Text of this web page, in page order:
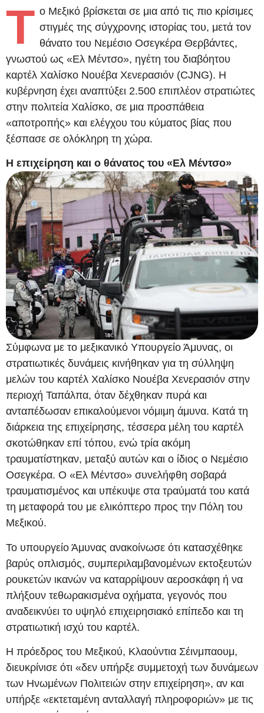
Τ ο Μεξικό βρίσκεται σε μια από τις πιο κρίσιμες
στιγμές της σύγχρονης ιστορίας του, μετά τον
θάνατο του Νεμέσιο Οσεγκέρα Θερβάντες,
γνωστού ως «Ελ Μέντσο», ηγέτη του διαβόητου
καρτέλ Χαλίσκο Νουέβα Χενερασιόν (CJNG). Η
κυβέρνηση έχει αναπτύξει 2.500 επιπλέον στρατιώτες
στην πολιτεία Χαλίσκο, σε μια προσπάθεια
«αποτροπής» και ελέγχου του κύματος βίας που
ξέσπασε σε ολόκληρη τη χώρα.
Η επιχείρηση και ο θάνατος του «Ελ Μέντσο»
Σύμφωνα με το μεξικανικό Υπουργείο Άμυνας, οι
στρατιωτικές δυνάμεις κινήθηκαν για τη σύλληψη
μελών του καρτέλ Χαλίσκο Νουέβα Χενερασιόν στην
περιοχή Ταπάλπα, όταν δέχθηκαν πυρά και
ανταπέδωσαν επικαλούμενοι νόμιμη άμυνα. Κατά τη
διάρκεια της επιχείρησης, τέσσερα μέλη του καρτέλ
σκοτώθηκαν επί τόπου, ενώ τρία ακόμη
τραυματίστηκαν, μεταξύ αυτών και ο ίδιος ο Νεμέσιο
Οσεγκέρα. Ο «Ελ Μέντσο» συνελήφθη σοβαρά
τραυματισμένος και υπέκυψε στα τραύματά του κατά
τη μεταφορά του με ελικόπτερο προς την Πόλη του
Μεξικού.
Το υπουργείο Άμυνας ανακοίνωσε ότι κατασχέθηκε
βαρύς οπλισμός, συμπεριλαμβανομένων εκτοξευτών
ρουκετών ικανών να καταρρίψουν αεροσκάφη ή να
πλήξουν τεθωρακισμένα οχήματα, γεγονός που
αναδεικνύει το υψηλό επιχειρησιακό επίπεδο και τη
στρατιωτική ισχύ του καρτέλ.
Η πρόεδρος του Μεξικού, Κλαούντια Σέινμπαουμ,
διευκρίνισε ότι «δεν υπήρξε συμμετοχή των δυνάμεων
των Ηνωμένων Πολιτειών στην επιχείρηση», αν και
υπήρξε «εκτεταμένη ανταλλαγή πληροφοριών» με τις